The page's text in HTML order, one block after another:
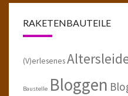
RAKETENBAUTEILE
(V)erlesenes
Baustelle Bloggen